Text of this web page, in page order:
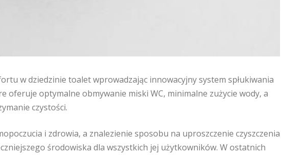
w dziedzinie toalet wprowadzając innowacyjny system spłukiwania
oferuje optymalne obmywanie miski WC, minimalne zużycie wody, a
czystości.
i zdrowia, a znalezienie sposobu na uproszczenie czyszczenia
środowiska dla wszystkich jej użytkowników. W ostatnich